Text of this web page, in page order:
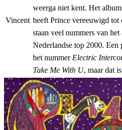
Vincent
weerga niet kent. Het
heeft Prince vereeuwigd tot
staan veel nummers van
Nederlandse top 2000.
het nummer Electric
Take Me With U, maar dat